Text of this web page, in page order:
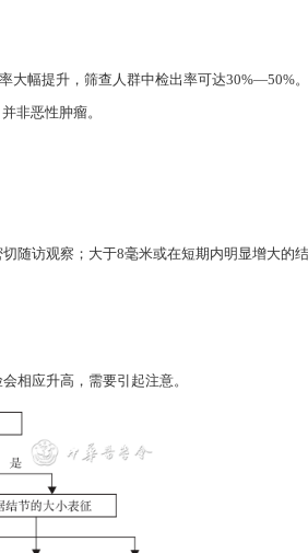
大幅提升，筛查人群中检出率可达30%—50%
非恶性肿瘤。
随访观察；大于8毫米或在短期内明显增大的
相应升高，需要引起注意。